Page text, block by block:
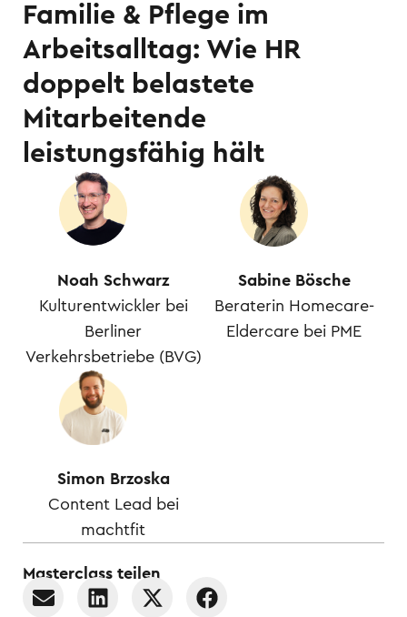
Familie & Pflege im
Arbeitsalltag: Wie HR
doppelt belastete
Mitarbeitende
leistungsfähig hält
Noah Schwarz
Kulturentwickler bei
Berliner
Verkehrsbetriebe (BVG)
Sabine Bösche
Beraterin Homecare-
Eldercare bei PME
Simon Brzoska
Content Lead bei
machtfit
Masterclass teilen